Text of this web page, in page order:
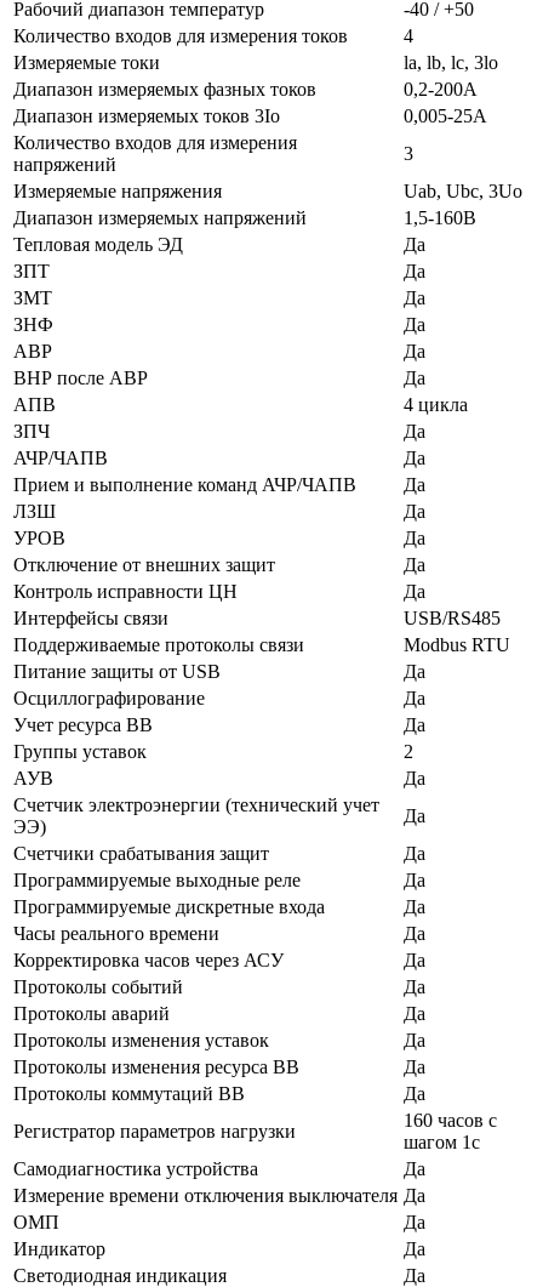
Рабочий диапазон температур
-40 / +50
Количество входов для измерения токов
4
Измеряемые токи
la, lb, lc, 3lo
Диапазон измеряемых фазных токов
0,2-200A
Диапазон измеряемых токов 3Io
0,005-25A
Количество входов для измерения
напряжений
3
Измеряемые напряжения
Uab, Ubc, 3Uo
Диапазон измеряемых напряжений
1,5-160B
Тепловая модель ЭД
Да
ЗПТ
Да
ЗМТ
Да
ЗНФ
Да
АВР
Да
ВНР после АВР
Да
АПВ
4 цикла
ЗПЧ
Да
АЧР/ЧАПВ
Да
Прием и выполнение команд АЧР/ЧАПВ
Да
ЛЗШ
Да
УРОВ
Да
Отключение от внешних защит
Да
Контроль исправности ЦН
Да
Интерфейсы связи
USB/RS485
Поддерживаемые протоколы связи
Modbus RTU
Питание защиты от USB
Да
Осциллографирование
Да
Учет ресурса ВВ
Да
Группы уставок
2
АУВ
Да
Счетчик электроэнергии (технический учет
ЭЭ)
Да
Счетчики срабатывания защит
Да
Программируемые выходные реле
Да
Программируемые дискретные входа
Да
Часы реального времени
Да
Корректировка часов через АСУ
Да
Протоколы событий
Да
Протоколы аварий
Да
Протоколы изменения уставок
Да
Протоколы изменения ресурса ВВ
Да
Протоколы коммутаций ВВ
Да
Регистратор параметров нагрузки
160 часов с
шагом 1с
Самодиагностика устройства
Да
Измерение времени отключения выключателя Да
ОМП
Да
Индикатор
Да
Светодиодная индикация
Да